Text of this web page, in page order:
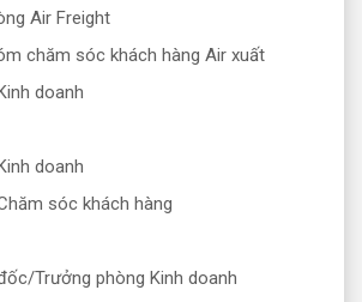
Air Freight
chăm sóc khách hàng Air xuất
doanh
doanh
sóc khách hàng
Trưởng phòng Kinh doanh